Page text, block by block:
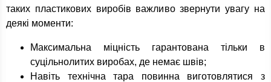
таких пластикових виробів важливо звернути увагу на
деякі моменти:
Максимальна міцність гарантована тільки в
суцільнолитих виробах, де немає швів;
Навіть технічна тара повинна виготовлятися з